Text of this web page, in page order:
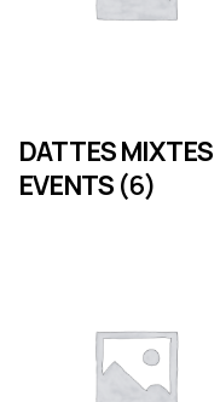
DATTES MIXTES
EVENTS (6)